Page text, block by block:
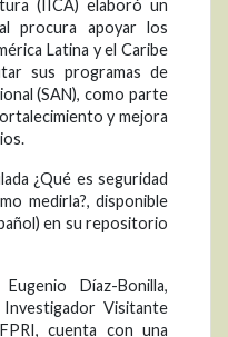
(IICA) elaboró un
procura apoyar los
Latina y el Caribe
sus programas de
(SAN), como parte
y mejora
¿Qué es seguridad
medirla?, disponible
en su repositorio
Díaz-Bonilla,
Visitante
cuenta con una